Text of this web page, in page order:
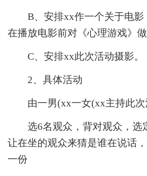
B、安排xx作一个关于电影
在播放电影前对《心理游戏》做
C、安排xx此次活动摄影。
2、具体活动
由一男(xx一女(xx主持此次
选6名观众，背对观众，选
让在坐的观众来猜是谁在说话
一份